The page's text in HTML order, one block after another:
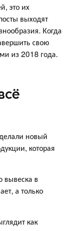
это их
выходят
Когда
свою
из 2018 года.
новый
которая
вывеска в
а только
как